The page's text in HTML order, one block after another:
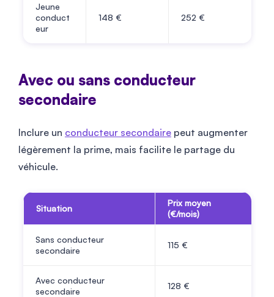
Jeune
conduct
eur
148 € 252 €
Avec ou sans conducteur
secondaire
Inclure un conducteur secondaire peut augmenter
légèrement la prime, mais facilite le partage du
véhicule.
Situation
Prix moyen
(€/mois)
Sans conducteur
secondaire
115 €
Avec conducteur
secondaire
128 €